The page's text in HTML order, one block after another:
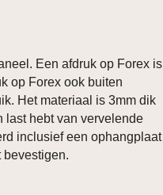
Een afdruk op Forex is
op Forex ook buiten
Het materiaal is 3mm dik
last hebt van vervelende
inclusief een ophangplaat
bevestigen.